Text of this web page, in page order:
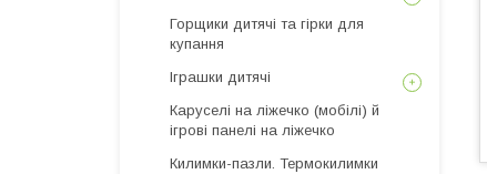
Горщики дитячі та гірки для
купання
Іграшки дитячі
Каруселі на ліжечко (мобілі) й
ігрові панелі на ліжечко
Килимки-пазли. Термокилимки